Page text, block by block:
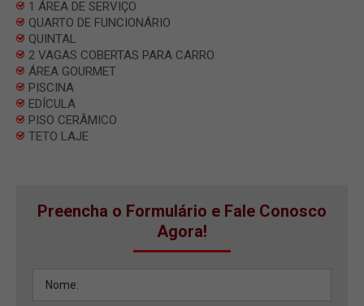
1 ÁREA DE SERVIÇO
QUARTO DE FUNCIONÁRIO
QUINTAL
2 VAGAS COBERTAS PARA CARRO
ÁREA GOURMET
PISCINA
EDÍCULA
PISO CERÂMICO
TETO LAJE
Preencha o Formulário e Fale Conosco
Agora!